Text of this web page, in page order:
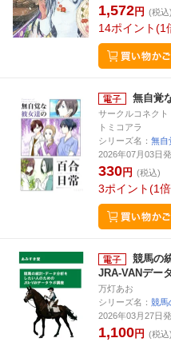
1,572円 (税込)
14ポイント 1
無自覚
サークルコネクト
トミコアラ
シリーズ名： 無自
2026年07月03日
330円 (税込)
3ポイント 1倍
競馬の
JRA-VANデー
万灯あお
シリーズ名： 競馬
2026年03月27日
1,100円 (税込)